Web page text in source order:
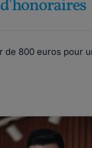
de 800 euros pour